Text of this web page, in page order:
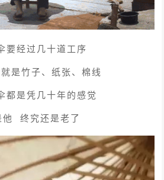
要经过几十道工序
是竹子、纸张、棉线
都是凭几十年的感觉
他 终究还是老了